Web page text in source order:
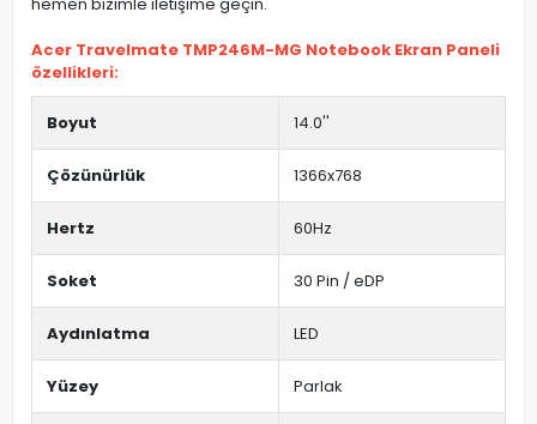
Acer Travelmate TMP246M-MG Notebook Ekran Paneli
özellikleri:
Boyut 14.0''
Çözünürlük 1366x768
Hertz 60Hz
Soket 30 Pin / eDP
Aydınlatma LED
Yüzey Parlak